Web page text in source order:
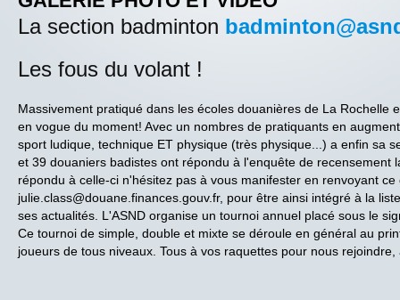
La section badminton
Les fous du volant !
Massivement pratiqué dans les écoles douanières de La Rochelle
en vogue du moment! Avec un nombres de pratiquants en
sport ludique, technique ET physique (très physique...) a enfin sa
et 39 douaniers badistes ont répondu à l'enquête de recensement
répondu à celle-ci n'hésitez pas à vous manifester en renvoyant ce
julie.class@douane.finances.gouv.fr, pour être ainsi intégré à la
ses actualités. L'ASND organise un tournoi annuel placé sous le
Ce tournoi de simple, double et mixte se déroule en général au
joueurs de tous niveaux. Tous à vos raquettes pour nous